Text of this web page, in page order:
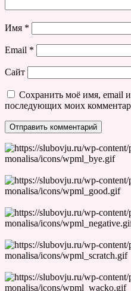
Имя *
Email *
Сайт
Сохранить моё имя, email и
последующих моих